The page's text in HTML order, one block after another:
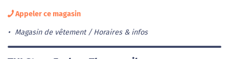
Appeler ce magasin
Magasin de vêtement Horaires & infos